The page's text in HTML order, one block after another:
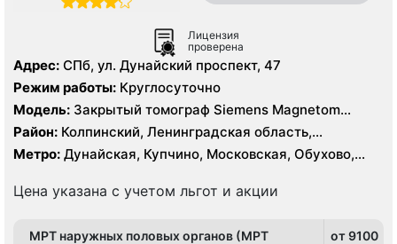
Лицензия
проверена
Адрес: СПб, ул. Дунайский проспект, 47
Режим работы: Круглосуточно
Модель: Закрытый томограф Siemens Magnetom
Essenza 1.5 Тесла, КТ Siemens Somatom Emotion 16
срезов
Район: Колпинский, Ленинградская область,
Московский, Невский, Пушкинский, Фрунзенский
Метро: Дунайская, Купчино, Московская, Обухово,
Цена указана с учетом льгот и акции
МРТ наружных половых органов (МРТ
от 9100